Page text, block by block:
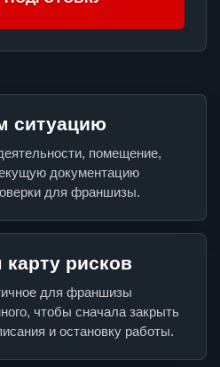
ситуацию
помещение,
документацию
для франшизы.
рисков
для франшизы
чтобы сначала закрыть
и остановку работы.